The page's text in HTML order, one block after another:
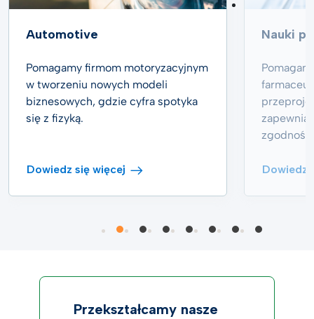
Automotive
Pomagamy firmom motoryzacyjnym
w tworzeniu nowych modeli
biznesowych, gdzie cyfra spotyka
się z fizyką.
Dowiedz się więcej
Nauki
Dowiedz
Przekształcamy nasze